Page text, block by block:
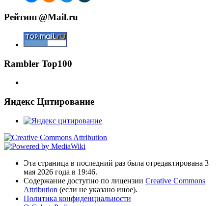
Рейтинг@Mail.ru
Rambler Top100
Яндекс Цитирование
Эта страница в последний раз была отредактирована 3
мая 2026 года в 19:46.
Содержание доступно по лицензии Creative Commons
Attribution (если не указано иное).
Политика конфиденциальности